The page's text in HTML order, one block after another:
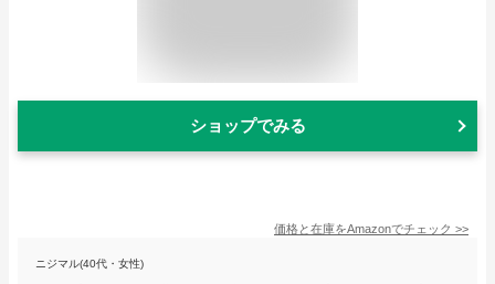
ショップでみる
価格と在庫をAmazonでチェック >>
ニジマル(40代・女性)